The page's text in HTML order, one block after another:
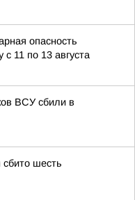
опасность
11 по 13 августа
ВСУ сбили в
шесть